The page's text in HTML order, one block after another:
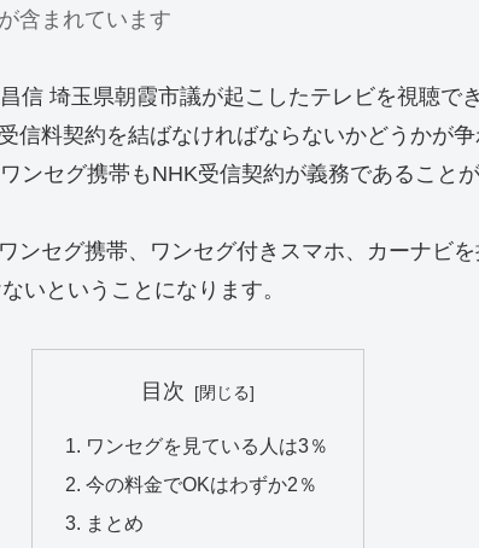
含まれています
信 埼玉県朝霞市議が起こしたテレビを視聴で
信料契約を結ばなければならないかどうかが
ンセグ携帯もNHK受信契約が義務であることが
ンセグ携帯、ワンセグ付きスマホ、カーナビ
いということになります。
目次
ワンセグを見ている人は3％
今の料金でOKはわずか2％
まとめ